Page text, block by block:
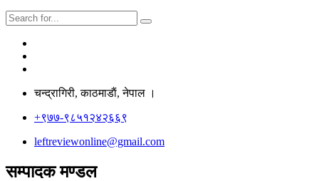
चन्द्रागिरी, काठमाडाैं, नेपाल ।
+९७७-९८५१२४२६६९
leftreviewonline@gmail.com
सम्पादक मण्डल